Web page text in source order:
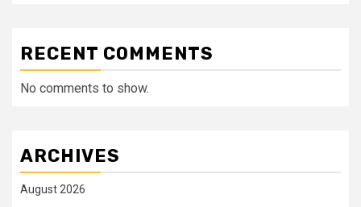
RECENT COMMENTS
No comments to show.
ARCHIVES
August 2026